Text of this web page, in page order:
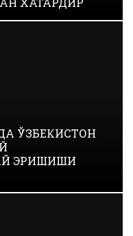
ЎЗБЕКИСТОН
ЭРИШИШИ